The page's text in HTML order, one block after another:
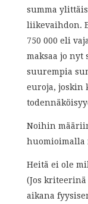
summa
liikevaihdon.
750 000 eli
maksaa jo nyt
suurempia
euroja, joskin
Noihin
Heitä ei ole
(Jos
aikana